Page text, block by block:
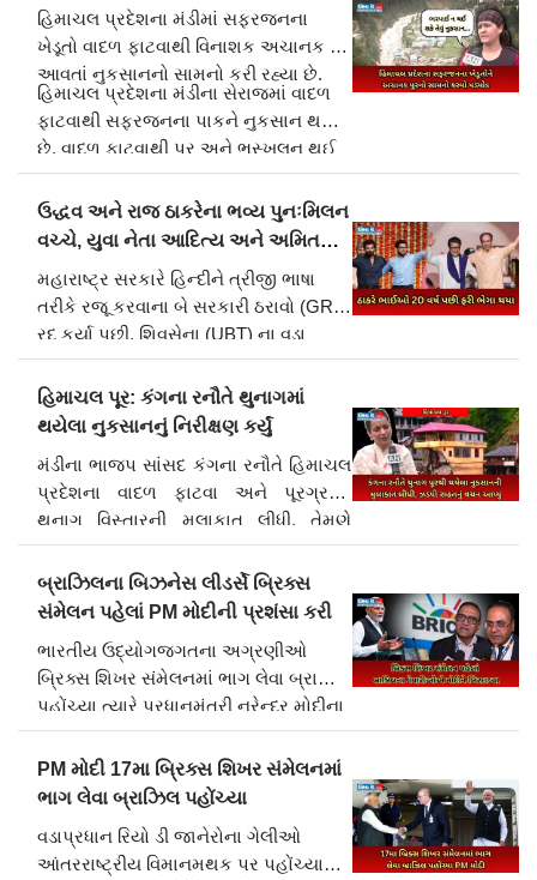
07 July, 2025 05:24 IST | Ahmedabad
હિમાચલ પ્રદેશના મંડીમાં સફરજનના
ખેડૂતો વાદળ ફાટવાથી વિનાશક અચાનક પૂર
આવતાં નુકસાનનો સામનો કરી રહ્યા છે.
હિમાચલ પ્રદેશના મંડીના સેરાજમાં વાદળ
ફાટવાથી સફરજનના પાકને નુકસાન થયું
છે. વાદળ ફાટવાથી પૂર અને ભૂસ્ખલન થઈ
શકે છે, જેના કારણે ખાસ કરીને.....
07 July, 2025 01:54 IST | Shimla
ઉદ્ધવ અને રાજ ઠાકરેના ભવ્ય પુનઃમિલન
વચ્ચે, યુવા નેતા આદિત્ય અને અમિતના
સ્ટેજ પર
મહારાષ્ટ્ર સરકારે હિન્દીને ત્રીજી ભાષા
તરીકે રજૂ કરવાના બે સરકારી ઠરાવો (GR)
રદ કર્યા પછી, શિવસેના (UBT) ના વડા
ઉદ્ધવ ઠાકરે અને MNS ના વડા રાજ
ઠાકરેએ મુંબઈના વર્લી ડોમ ખાતે સંયુક્ત રેલી
યોજી હતી. આવી પેઢીના ઠાકરે પિતરાઈ
ભાઈઓ, આદિત્ય અને અમિત પણ ભવ.....
06 July, 2025 04:39 IST | Mumbai
હિમાચલ પૂર: કંગના રનૌતે થુનાગમાં
થયેલા નુકસાનનું નિરીક્ષણ કર્યું
મંડીના ભાજપ સાંસદ કંગના રનૌતે હિમાચલ
પ્રદેશના વાદળ ફાટવા અને પૂરગ્રસ્ત
થુનાગ વિસ્તારની મુલાકાત લીધી. તેમણે
કહ્યું કે, "વાદળ ફાટવા પછી, અહીં પૂર જેવી
પરિસ્થિતિ છે. થુનાગ વિસ્તાર અને નજીકના
વિસ્તારોમાં રોડ કનેક્ટિવિટી ગં.....
06 July, 2025 04:34 IST | Mandi
બ્રાઝિલના બિઝનેસ લીડર્સે બ્રિક્સ
સંમેલન પહેલાં PM મોદીની પ્રશંસા કરી
ભારતીય ઉદ્યોગજગતના અગ્રણીઓ
બ્રિક્સ શિખર સંમેલનમાં ભાગ લેવા બ્રાઝિલ
પહોંચ્યા ત્યારે પ્રધાનમંત્રી નરેન્દ્ર મોદીના
નેતૃત્વ માટે આશાવાદ અને પ્રશંસા વ્યક્ત
કરી રહ્યા છે. મેઘમણિ ઓર્ગેનિક્સ
લિમિટેડના મેનેજિંગ ડિરેક્ટર અને ફિક્કીના
ગુજરાત વાઇસ ચેરમેન નાતુ.....
06 July, 2025 02:09 IST | Brazil
PM મોદી 17મા બ્રિક્સ શિખર સંમેલનમાં
ભાગ લેવા બ્રાઝિલ પહોંચ્યા
વડાપ્રધાન રિયો ડી જાનેરોના ગેલીઓ
આંતરરાષ્ટ્રીય વિમાનમથક પર પહોંચ્યા